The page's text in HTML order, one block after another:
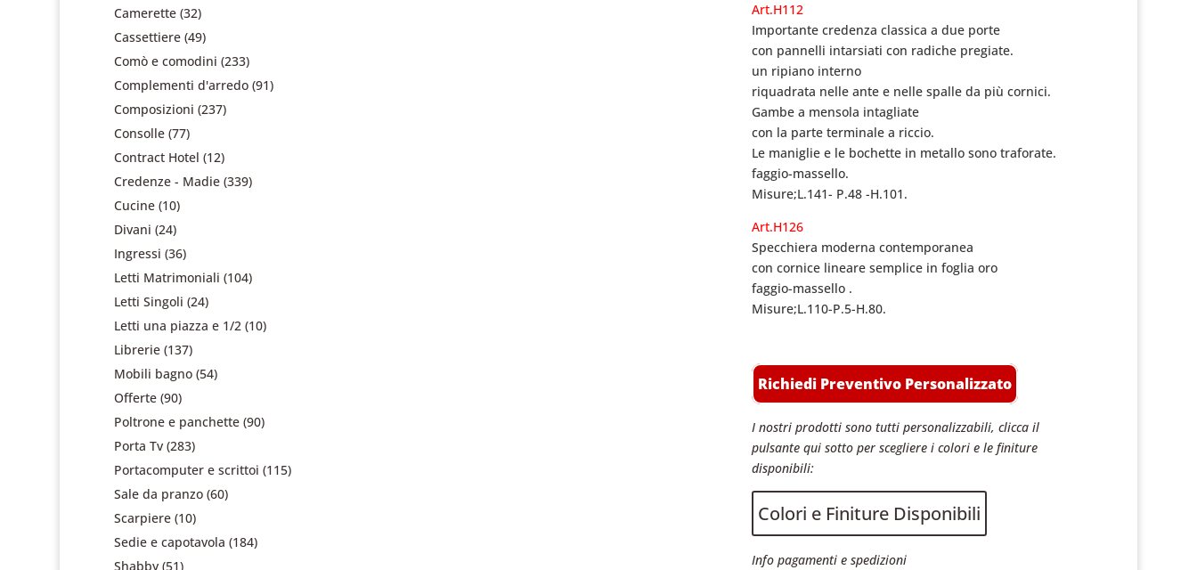
Art.H112
Importante credenza classica a due porte
con pannelli intarsiati con radiche pregiate.
un ripiano interno
riquadrata nelle ante e nelle spalle da più cornici.
Gambe a mensola intagliate
con la parte terminale a riccio.
Le maniglie e le bochette in metallo sono traforate.
faggio-massello.
Misure;L.141- P.48 -H.101.
Art.H126
Specchiera moderna contemporanea
con cornice lineare semplice in foglia oro
faggio-massello .
Misure;L.110-P.5-H.80.
Richiedi Preventivo Personalizzato
I nostri prodotti sono tutti personalizzabili, clicca il
pulsante qui sotto per scegliere i colori e le finiture
disponibili:
Colori e Finiture Disponibili
Info pagamenti e spedizioni
Camerette (32)
Cassettiere (49)
Comò e comodini (233)
Complementi d'arredo (91)
Composizioni (237)
Consolle (77)
Contract Hotel (12)
Credenze - Madie (339)
Cucine (10)
Divani (24)
Ingressi (36)
Letti Matrimoniali (104)
Letti Singoli (24)
Letti una piazza e 1/2 (10)
Librerie (137)
Mobili bagno (54)
Offerte (90)
Poltrone e panchette (90)
Porta Tv (283)
Portacomputer e scrittoi (115)
Sale da pranzo (60)
Scarpiere (10)
Sedie e capotavola (184)
Shabby (51)